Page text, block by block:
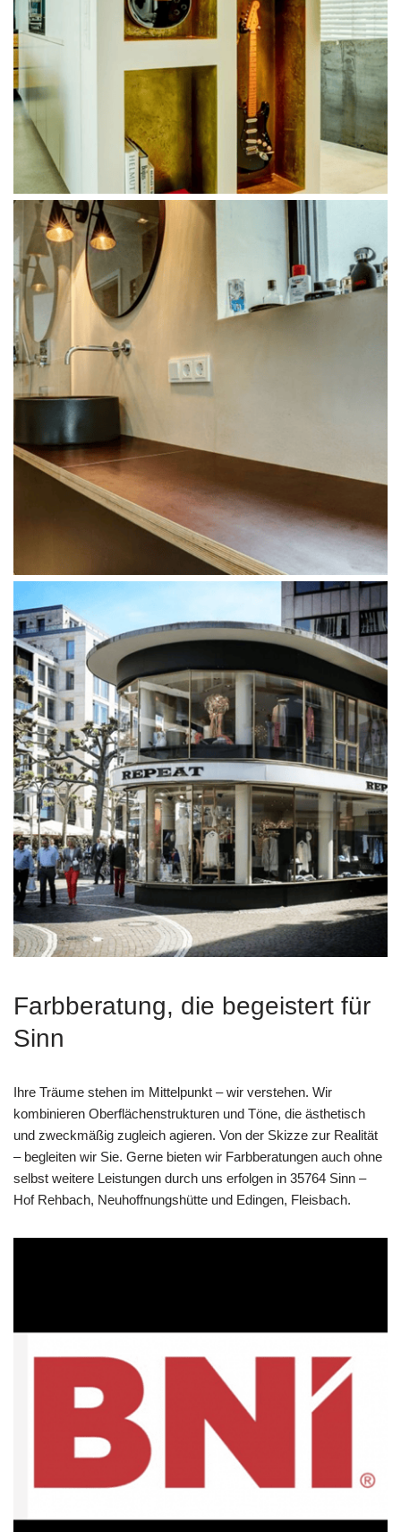
Farbberatung, die begeistert für
Sinn
Ihre Träume stehen im Mittelpunkt – wir verstehen. Wir
kombinieren Oberflächenstrukturen und Töne, die ästhetisch
und zweckmäßig zugleich agieren. Von der Skizze zur Realität
– begleiten wir Sie. Gerne bieten wir Farbberatungen auch ohne
selbst weitere Leistungen durch uns erfolgen in 35764 Sinn –
Hof Rehbach, Neuhoffnungshütte und Edingen, Fleisbach.